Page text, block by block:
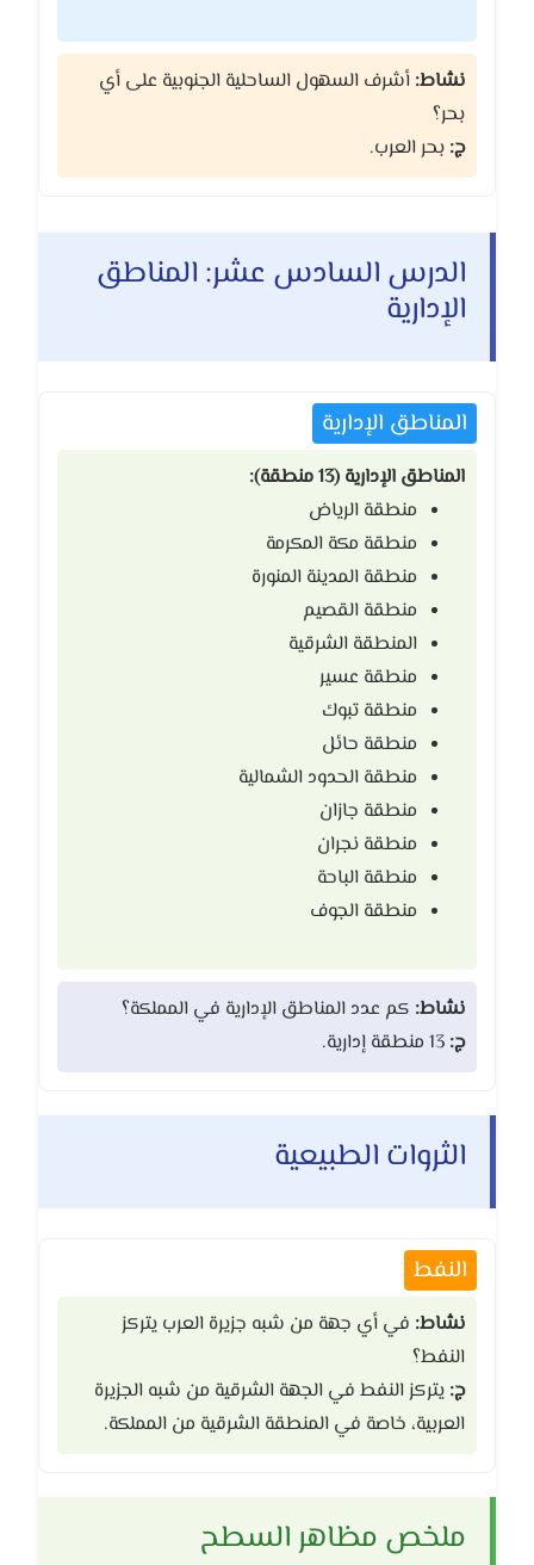
نشاط: أشرف السهول الساحلية الجنوبية على أي
بحر؟
ج: بحر العرب.
الدرس السادس عشر: المناطق
الإدارية
المناطق الإدارية
المناطق الإدارية (13 منطقة):
منطقة الرياض
منطقة مكة المكرمة
منطقة المدينة المنورة
منطقة القصيم
المنطقة الشرقية
منطقة عسير
منطقة تبوك
منطقة حائل
منطقة الحدود الشمالية
منطقة جازان
منطقة نجران
منطقة الباحة
منطقة الجوف
نشاط: كم عدد المناطق الإدارية في المملكة؟
ج:
الثروات الطبيعية
النفط
نشاط: في أي جهة من شبه جزيرة العرب يتركز
النفط؟
ج: يتركز النفط في الجهة الشرقية من شبه الجزيرة
العربية، خاصة في المنطقة الشرقية من المملكة.
ملخص مظاهر السطح